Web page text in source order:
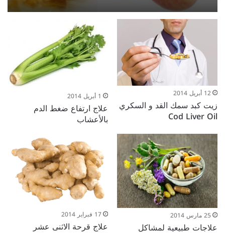
12 أبريل 2014
زيت كبد سمك القد و السكري
Cod Liver Oil
1 أبريل 2014
علاج ارتفاع ضغط الدم
بالأعشاب
25 مارس 2014
علاجات طبيعية لمشاكل
17 فبراير 2014
علاج قرحة الاثنى عشر